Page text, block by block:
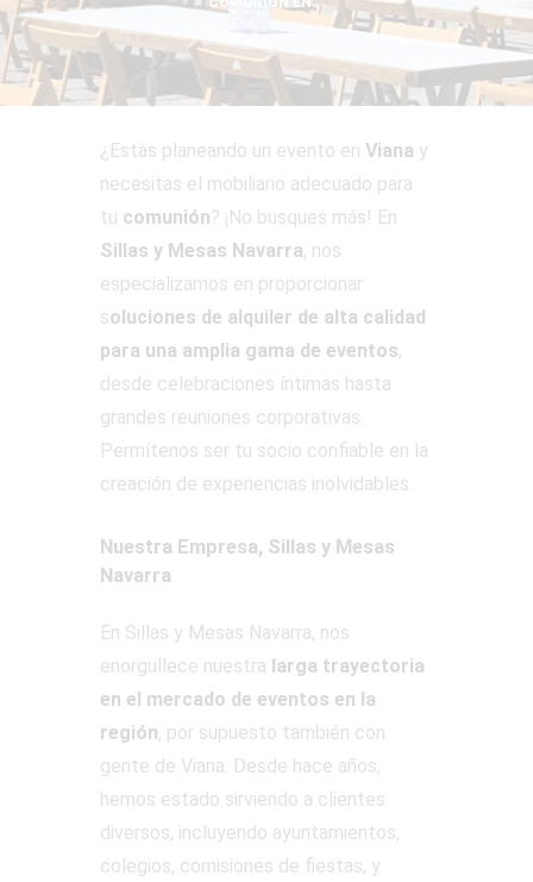
¿Estás planeando un evento en Viana y
necesitas el mobiliario adecuado para
tu comunión? ¡No busques más! En
Sillas y Mesas Navarra, nos
especializamos en proporcionar
soluciones de alquiler de alta calidad
para una amplia gama de eventos,
desde celebraciones íntimas hasta
grandes reuniones corporativas.
Permítenos ser tu socio confiable en la
creación de experiencias inolvidables.
Nuestra Empresa, Sillas y Mesas
Navarra
En Sillas y Mesas Navarra, nos
enorgullece nuestra larga trayectoria
en el mercado de eventos en la
región, por supuesto también con
gente de Viana. Desde hace años,
hemos estado sirviendo a clientes
diversos, incluyendo ayuntamientos,
colegios, comisiones de fiestas, y